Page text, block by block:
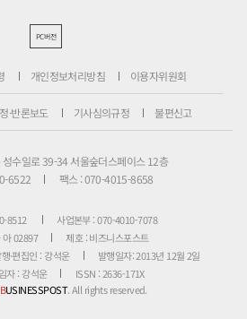
PC버전
개인정보처리방침 이용자위원회
·반론보도 기사심의규정 불편신고
성수일로 39-34 서울숲더스페이스 12층
6522
팩스 : 070-4015-8658
8512
사업본부 : 070-4010-7078
아 02897
제호 : 비즈니스포스트
·편집인 : 강석운
발행일자: 2013년 12월 2일
자 : 강석운
ISSN : 2636-171X
BUSINESSPOST. All rights reserved.